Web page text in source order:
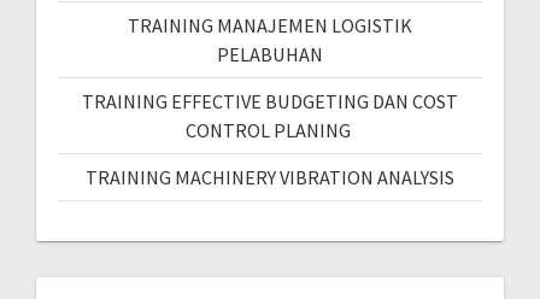
TRAINING MANAJEMEN LOGISTIK
PELABUHAN
TRAINING EFFECTIVE BUDGETING DAN COST
CONTROL PLANING
TRAINING MACHINERY VIBRATION ANALYSIS